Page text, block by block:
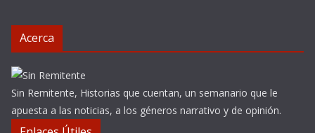
Acerca
Sin Remitente, Historias que cuentan, un semanario que le
apuesta a las noticias, a los géneros narrativo y de opinión.